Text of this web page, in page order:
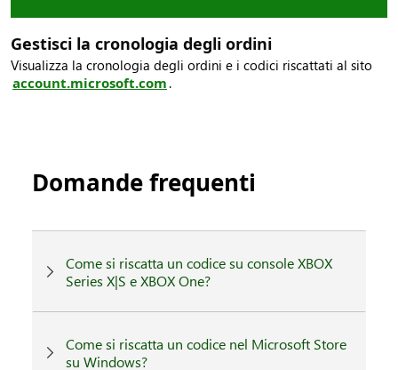
Gestisci la cronologia degli ordini
Visualizza la cronologia degli ordini e i codici riscattati al sito
account.microsoft.com .
Domande frequenti
Come si riscatta un codice su console XBOX
Series X|S e XBOX One?
Come si riscatta un codice nel Microsoft Store
su Windows?